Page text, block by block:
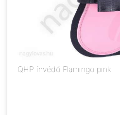
QHP ínvédő Flamingo pink